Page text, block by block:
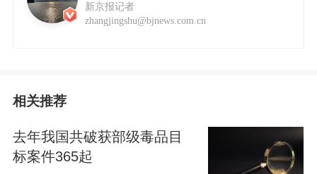
新京报记者
zhangjingshu@bjnews.com.cn
相关推荐
去年我国共破获部级毒品目
标案件365起